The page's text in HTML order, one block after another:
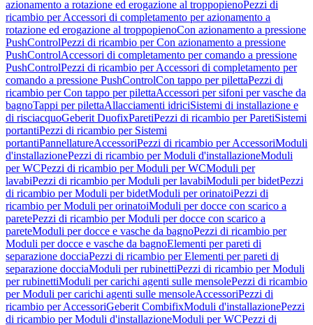
azionamento a rotazione ed erogazione al troppopienoPezzi di
ricambio per Accessori di completamento per azionamento a
rotazione ed erogazione al troppopienoCon azionamento a pressione
PushControlPezzi di ricambio per Con azionamento a pressione
PushControlAccessori di completamento per comando a pressione
PushControlPezzi di ricambio per Accessori di completamento per
comando a pressione PushControlCon tappo per pilettaPezzi di
ricambio per Con tappo per pilettaAccessori per sifoni per vasche da
bagnoTappi per pilettaAllacciamenti idriciSistemi di installazione e
di risciacquoGeberit DuofixParetiPezzi di ricambio per ParetiSistemi
portantiPezzi di ricambio per Sistemi
portantiPannellatureAccessoriPezzi di ricambio per AccessoriModuli
d'installazionePezzi di ricambio per Moduli d'installazioneModuli
per WCPezzi di ricambio per Moduli per WCModuli per
lavabiPezzi di ricambio per Moduli per lavabiModuli per bidetPezzi
di ricambio per Moduli per bidetModuli per orinatoiPezzi di
ricambio per Moduli per orinatoiModuli per docce con scarico a
paretePezzi di ricambio per Moduli per docce con scarico a
pareteModuli per docce e vasche da bagnoPezzi di ricambio per
Moduli per docce e vasche da bagnoElementi per pareti di
separazione docciaPezzi di ricambio per Elementi per pareti di
separazione docciaModuli per rubinettiPezzi di ricambio per Moduli
per rubinettiModuli per carichi agenti sulle mensolePezzi di ricambio
per Moduli per carichi agenti sulle mensoleAccessoriPezzi di
ricambio per AccessoriGeberit CombifixModuli d'installazionePezzi
di ricambio per Moduli d'installazioneModuli per WCPezzi di